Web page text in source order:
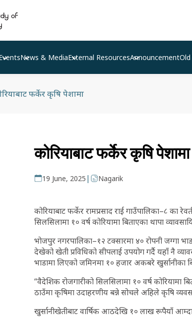
News & MediaExternal ResourcesAnnouncement
फर्केर कृषि पेशामा
कोरियाबाट फर्केर कृषि पेशामा
19 June, 2025 | Nagarik
कोरियाबाट फर्केर रामप्रसाद राई गाउँपालिका–८ का
सिलसिलामा १० वर्ष कोरियामा बिताएका थापा
भोजपुर नगरपालिका–१२ टक्सारमा ४० रोपनी जग्गा
देखेको खेती प्रविधिको सीपलाई उपयोग गर्दै यहाँ नै
भाडामा लिएको जमिनमा १० हजार अकबरे खुर्सानीका
“वैदेशिक रोजगारीको सिलसिलामा १० वर्ष कोरियामा
ठाउँमा कृषिमा उदाहरणीय बन्ने सोचले अहिले कृषि
खुर्सानीखेतीबाट वार्षिक आठदेखि १० लाख रूपैयाँ